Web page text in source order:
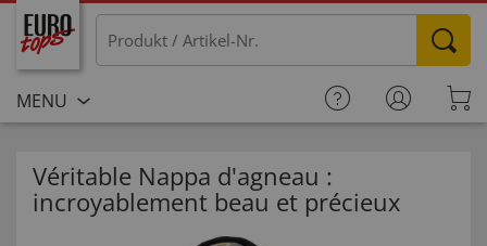
MENU
Véritable Nappa d'agneau :
incroyablement beau et précieux